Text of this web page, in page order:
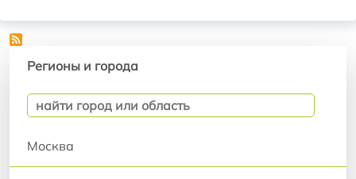
Регионы и города
Москва